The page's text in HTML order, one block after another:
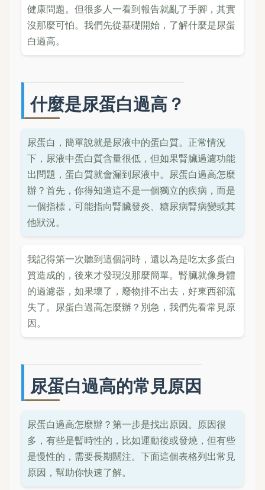
健康問題。但很多人一看到報告就亂了手腳，其實
沒那麼可怕。我們先從基礎開始，了解什麼是尿蛋
白過高。
什麼是尿蛋白過高？
尿蛋白，簡單說就是尿液中的蛋白質。正常情況
下，尿液中蛋白質含量很低，但如果腎臟過濾功能
出問題，蛋白質就會漏到尿液中。尿蛋白過高怎麼
辦？首先，你得知道這不是一個獨立的疾病，而是
一個指標，可能指向腎臟發炎、糖尿病腎病變或其
他狀況。
我記得第一次聽到這個詞時，還以為是吃太多蛋白
質造成的，後來才發現沒那麼簡單。腎臟就像身體
的過濾器，如果壞了，廢物排不出去，好東西卻流
失了。尿蛋白過高怎麼辦？別急，我們先看常見原
因。
尿蛋白過高的常見原因
尿蛋白過高怎麼辦？第一步是找出原因。原因很
多，有些是暫時性的，比如運動後或發燒，但有些
是慢性的，需要長期關注。下面這個表格列出常見
原因，幫助你快速了解。